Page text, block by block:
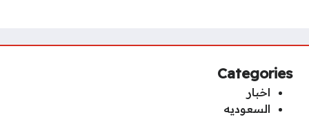
Categories
اخبار
السعوديه